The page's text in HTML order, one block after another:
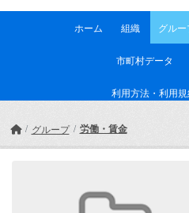
ホーム 組織 グルー
市町村データ
利用方法・利用
グループ 労働・賃金